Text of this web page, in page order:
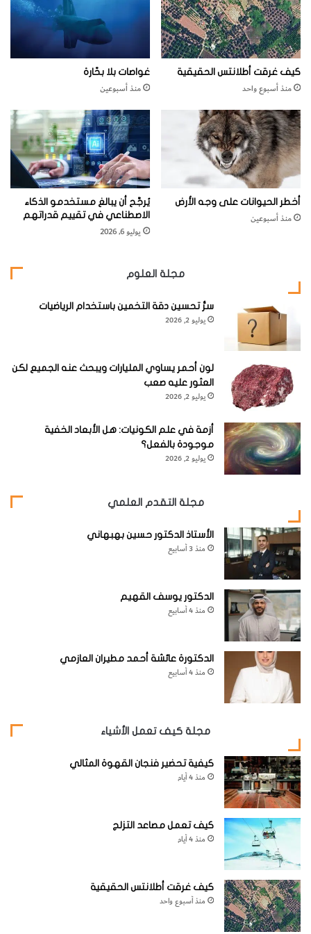
ف
ي
ت
ر
ا
ن
س
ل
ف
ا
ن
؟
كيف غرقت أطلانتس الحقيقية
منذ أسبوع واحد
غواصات بلا بحّارة
منذ أسبوعين
أخطر الحيوانات على وجه الأرض
منذ أسبوعين
يُرجَّح أن يبالغ مستخدمو الذكاء
الاصطناعي في تقييم قدراتهم
يوليو 6, 2026
مجلة العلوم
سرُّ تحسين دقة التخمين باستخدام الرياضيات
يوليو 2, 2026
لون أحمر يساوي المليارات ويبحث عنه الجميع لكن
العثور عليه صعب
يوليو 2, 2026
أزمة في علم الكونيات: هل الأبعاد الخفية
موجودة بالفعل؟
يوليو 2, 2026
مجلة التقدم العلمي
الأستاذ الدكتور حسين بهبهاني
منذ 3 أسابيع
الدكتور يوسف القهيم
منذ 4 أسابيع
الدكتورة عائشة أحمد مطيران العازمي
منذ 4 أسابيع
مجلة كيف تعمل الأشياء
كيفية تحضير فنجان القهوة المثالي
منذ 4 أيام
كيف تعمل مصاعد التزلج
منذ 4 أيام
كيف غرقت أطلانتس الحقيقية
منذ أسبوع واحد